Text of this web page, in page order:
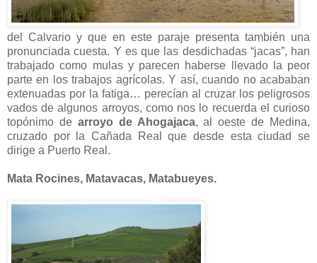
del Calvario y que en este paraje presenta también una
pronunciada cuesta. Y es que las desdichadas “jacas”, han
trabajado como mulas y parecen haberse llevado la peor
parte en los trabajos agrícolas. Y así, cuando no acababan
extenuadas por la fatiga… perecían al cruzar los peligrosos
vados de algunos arroyos, como nos lo recuerda el curioso
topónimo de arroyo de Ahogajaca, al oeste de Medina,
cruzado por la Cañada Real que desde esta ciudad se
dirige a Puerto Real.
Mata Rocines, Matavacas, Matabueyes.